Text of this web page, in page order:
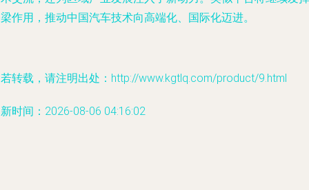
作用，推动中国汽车技术向高端化、国际化迈进。
转载，请注明出处：http://www.kgtlq.com/product/9.html
时间：2026-08-06 04:16:02